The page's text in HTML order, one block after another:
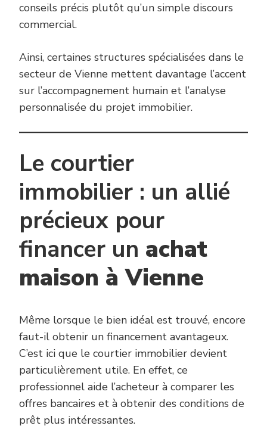
conseils précis plutôt qu’un simple discours
commercial.
Ainsi, certaines structures spécialisées dans le
secteur de Vienne mettent davantage l’accent
sur l’accompagnement humain et l’analyse
personnalisée du projet immobilier.
Le courtier
immobilier : un allié
précieux pour
financer un achat
maison à Vienne
Même lorsque le bien idéal est trouvé, encore
faut-il obtenir un financement avantageux.
C’est ici que le courtier immobilier devient
particulièrement utile. En effet, ce
professionnel aide l’acheteur à comparer les
offres bancaires et à obtenir des conditions de
prêt plus intéressantes.